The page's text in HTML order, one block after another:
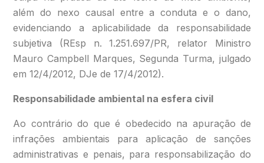
além do nexo causal entre a conduta e o dano,
evidenciando a aplicabilidade da responsabilidade
subjetiva (REsp n. 1.251.697/PR, relator Ministro
Mauro Campbell Marques, Segunda Turma, julgado
em 12/4/2012, DJe de 17/4/2012).
Responsabilidade ambiental na esfera civil
Ao contrário do que é obedecido na apuração de
infrações ambientais para aplicação de sanções
administrativas e penais, para responsabilização do